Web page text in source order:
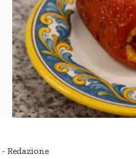
- Redazione